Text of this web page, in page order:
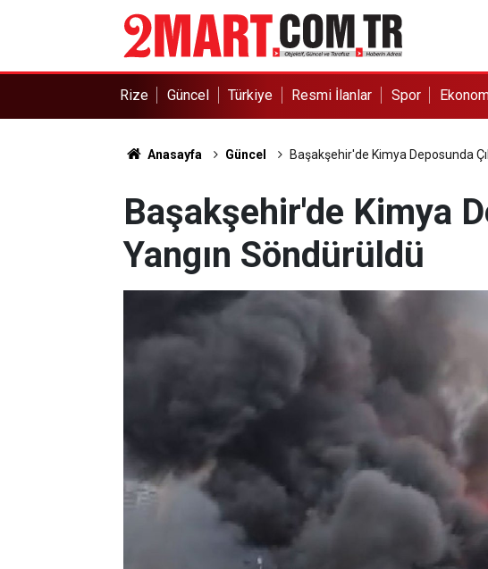
Rize Güncel Türkiye Resmi İlanlar Spor
Anasayfa Güncel Başakşehir'de Kimya Deposunda
Başakşehir'de Kimya
Yangın Söndürüldü